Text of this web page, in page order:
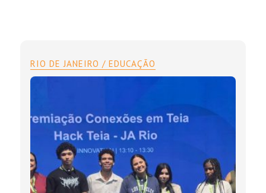
RIO DE JANEIRO / EDUCAÇÃO